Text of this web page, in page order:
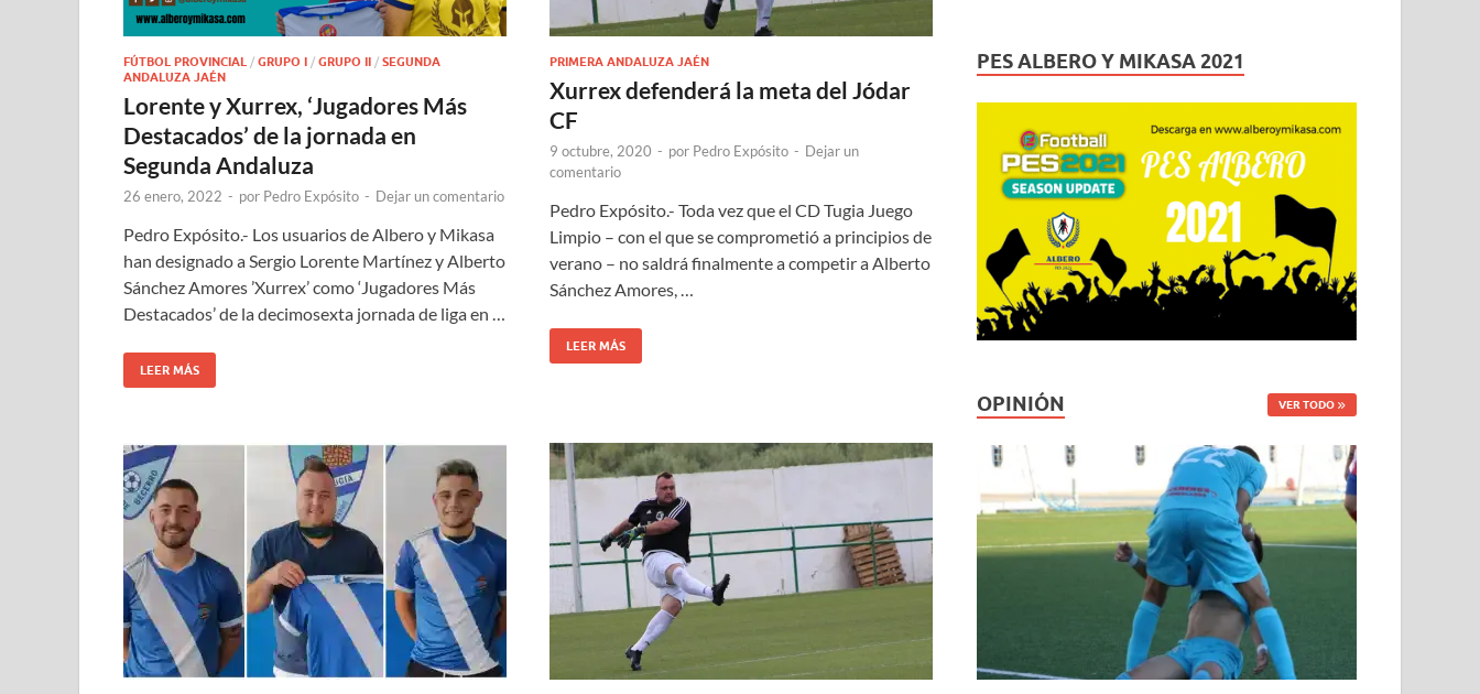
FÚTBOL PROVINCIAL / GRUPO I / GRUPO II / SEGUNDA
ANDALUZA JAÉN
Lorente y Xurrex, ‘Jugadores Más
Destacados’ de la jornada en
Segunda Andaluza
26 enero, 2022 - por Pedro Expósito - Dejar un comentario
Pedro Expósito.- Los usuarios de Albero y Mikasa
han designado a Sergio Lorente Martínez y Alberto
Sánchez Amores ’Xurrex’ como ‘Jugadores Más
Destacados’ de la decimosexta jornada de liga en …
LEER MÁS
PRIMERA ANDALUZA JAÉN
Xurrex defenderá la meta del Jódar
CF
9 octubre, 2020 - por Pedro Expósito - Dejar un
comentario
Pedro Expósito.- Toda vez que el CD Tugia Juego
Limpio – con el que se comprometió a principios de
verano – no saldrá finalmente a competir a Alberto
Sánchez Amores, …
LEER MÁS
PES ALBERO Y MIKASA 2021
OPINIÓN VER TODO